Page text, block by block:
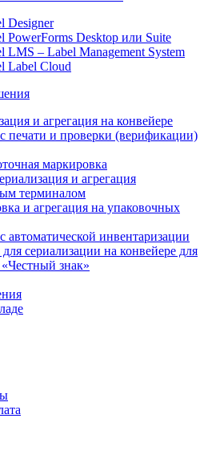
Designer
PowerForms Desktop или Suite
LMS – Label Management System
Label Cloud
и агрегация на конвейере
печати и проверки (верификации)
маркировка
и агрегация
терминалом
и агрегация на упаковочных
автоматической инвентаризации
сериализации на конвейере для
знак»